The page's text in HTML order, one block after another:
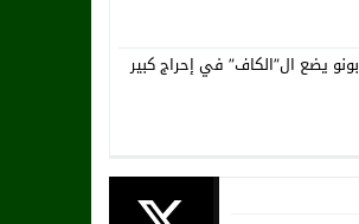
بونو يضع ال”الكاف” في إحراج كبير